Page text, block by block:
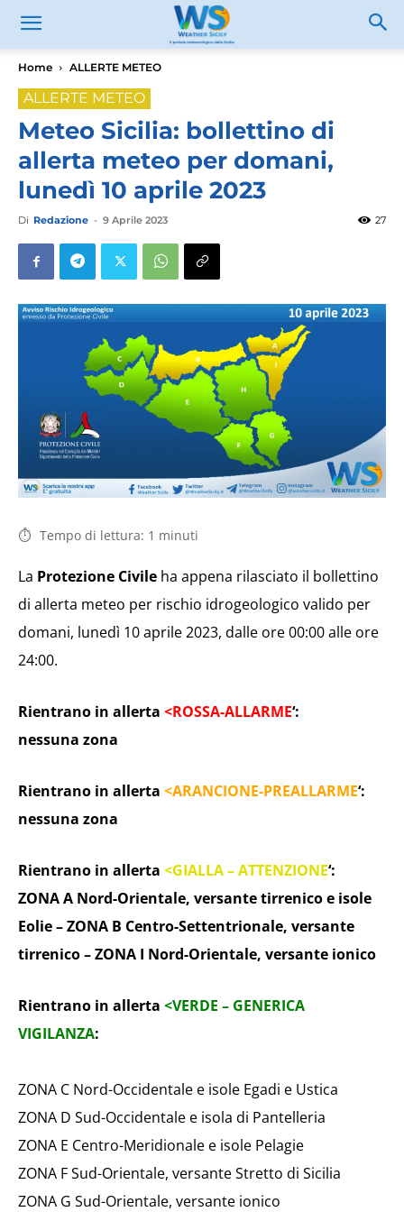
Home ALLERTE METEO
ALLERTE METEO
Meteo Sicilia: bollettino di
allerta meteo per domani,
lunedì 10 aprile 2023
Di Redazione - 9 Aprile 2023 27
Tempo di lettura: 1 minuti
La Protezione Civile ha appena rilasciato il bollettino
di allerta meteo per rischio idrogeologico valido per
domani, lunedì 10 aprile 2023, dalle ore 00:00 alle ore
24:00.
Rientrano in allerta <ROSSA-ALLARME‘:
nessuna zona
Rientrano in allerta <ARANCIONE-PREALLARME‘:
nessuna zona
Rientrano in allerta <GIALLA – ATTENZIONE‘:
ZONA A Nord-Orientale, versante tirrenico e isole
Eolie – ZONA B Centro-Settentrionale, versante
tirrenico – ZONA I Nord-Orientale, versante ionico
Rientrano in allerta <VERDE – GENERICA
VIGILANZA:
ZONA C Nord-Occidentale e isole Egadi e Ustica
ZONA D Sud-Occidentale e isola di Pantelleria
ZONA E Centro-Meridionale e isole Pelagie
ZONA F Sud-Orientale, versante Stretto di Sicilia
ZONA G Sud-Orientale, versante ionico